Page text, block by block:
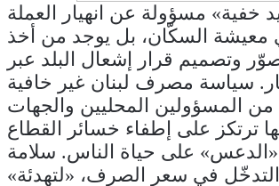
خفية» مسؤولة عن انهيار العملة
معيشة السكّان، بل يوجد من أخذ
وتصميم قرار إشعال البلد عبر
سياسة مصرف لبنان غير خافية
المسؤولين المحليين والجهات
ترتكز على إطفاء خسائر القطاع
«الدعس» على حياة الناس. سلامة
في سعر الصرف، «لتهدئة»